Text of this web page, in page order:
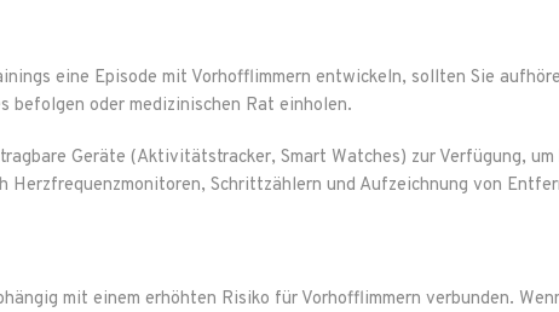
eine Episode mit Vorhofflimmern entwickeln, sollten Sie
befolgen oder medizinischen Rat einholen.
Geräte (Aktivitätstracker, Smart Watches) zur Verfügung,
Herzfrequenzmonitoren, Schrittzählern und Aufzeichnung von
mit einem erhöhten Risiko für Vorhofflimmern verbunden.